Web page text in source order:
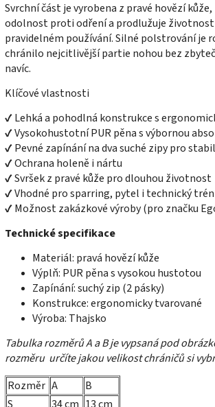
Svrchní část je vyrobena z pravé hovězí
odolnost proti odření a prodlužuje životnost
pravidelném používání. Silné polstrování je
chránilo nejcitlivější partie nohou bez
navíc.
Klíčové vlastnosti
✔ Lehká a pohodlná konstrukce s
✔ Vysokohustotní PUR pěna s výbornou
✔ Pevné zapínání na dva suché zipy pro
✔ Ochrana holeně i nártu
✔ Svršek z pravé kůže pro dlouhou životnost
✔ Vhodné pro sparring, pytel i technický
✔ Možnost zakázkové výroby (pro značku
Technické specifikace
Materiál: pravá hovězí kůže
Výplň: PUR pěna s vysokou hustotou
Zapínání: suchý zip (2 pásky)
Konstrukce: ergonomicky tvarované
Výroba: Thajsko
Tabulka rozměrů A a B je vypsaná pod
rozměru určíte jakou velikost chráničů si
Rozměr A
B